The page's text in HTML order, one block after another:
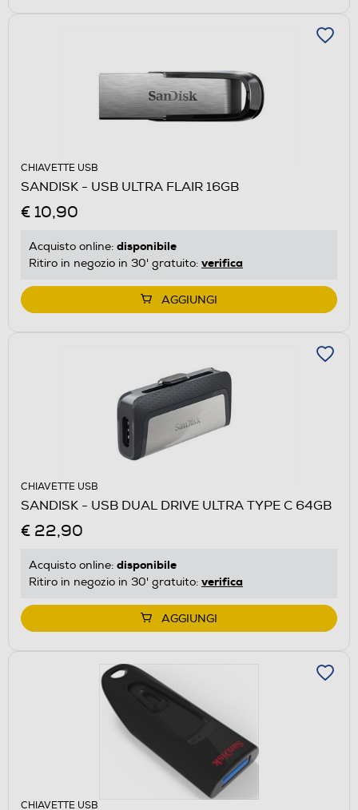
CHIAVETTE USB
SANDISK - USB ULTRA FLAIR 16GB
€ 10,90
Acquisto online: disponibile
Ritiro in negozio in 30' gratuito: verifica
AGGIUNGI
CHIAVETTE USB
SANDISK - USB DUAL DRIVE ULTRA TYPE C 64GB
€ 22,90
Acquisto online: disponibile
Ritiro in negozio in 30' gratuito: verifica
AGGIUNGI
CHIAVETTE USB